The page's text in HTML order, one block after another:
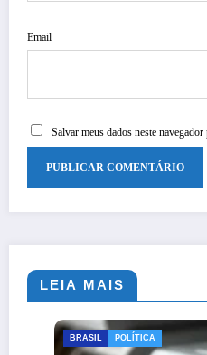
Email
Salvar meus dados neste
LEIA MAIS
POLÍTICA